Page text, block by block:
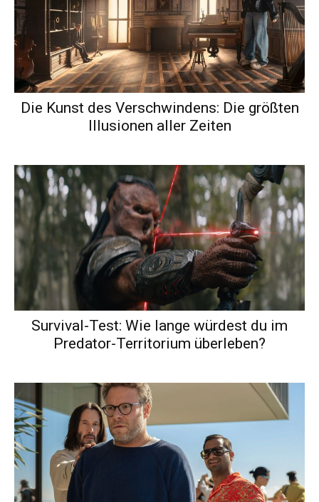
Die Kunst des Verschwindens: Die größten
Illusionen aller Zeiten
Survival-Test: Wie lange würdest du im
Predator-Territorium überleben?